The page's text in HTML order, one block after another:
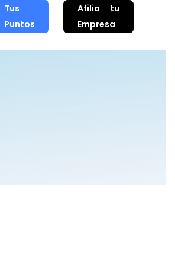
Tus
Puntos
Afilia tu
Empresa